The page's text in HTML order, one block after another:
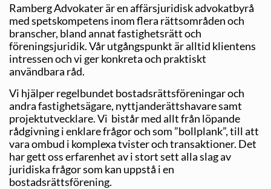
Ramberg Advokater är en affärsjuridisk advokatbyrå
med spetskompetens inom flera rättsområden och
branscher, bland annat fastighetsrätt och
föreningsjuridik. Vår utgångspunkt är alltid klientens
intressen och vi ger konkreta och praktiskt
användbara råd.
Vi hjälper regelbundet bostadsrättsföreningar och
andra fastighetsägare, nyttjanderättshavare samt
projektutvecklare. Vi bistår med allt från löpande
rådgivning i enklare frågor och som ”bollplank”, till att
vara ombud i komplexa tvister och transaktioner. Det
har gett oss erfarenhet av i stort sett alla slag av
juridiska frågor som kan uppstå i en
bostadsrättsförening.